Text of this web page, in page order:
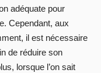
adéquate pour
Cependant, aux
il est nécessaire
de réduire son
lorsque l’on sait